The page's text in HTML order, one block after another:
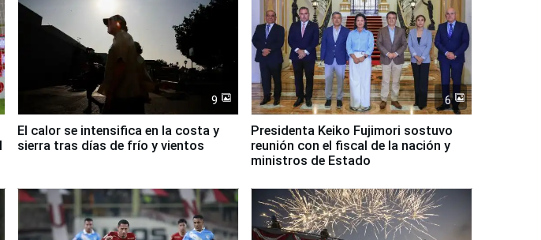
9
El calor se intensifica en la costa y
sierra tras días de frío y vientos
6
Presidenta Keiko Fujimori sostuvo
reunión con el fiscal de la nación y
ministros de Estado